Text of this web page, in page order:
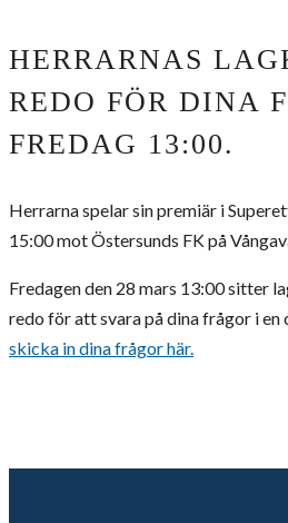
HERRARNAS
REDO FÖR DINA
FREDAG 13:00.
Herrarna spelar sin premiär i
15:00 mot Östersunds FK på
Fredagen den 28 mars 13:00 sitter
redo för att svara på dina frågor i en
skicka in dina frågor här.